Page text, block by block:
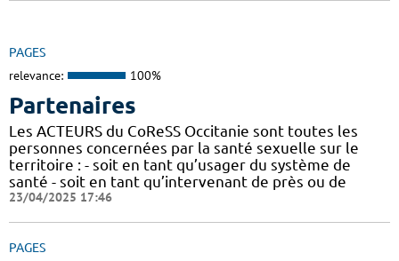
PAGES
relevance: 100%
Partenaires
Les ACTEURS du CoReSS Occitanie sont toutes les
personnes concernées par la santé sexuelle sur le
territoire : - soit en tant qu’usager du système de
santé - soit en tant qu’intervenant de près ou de
23/04/2025 17:46
PAGES